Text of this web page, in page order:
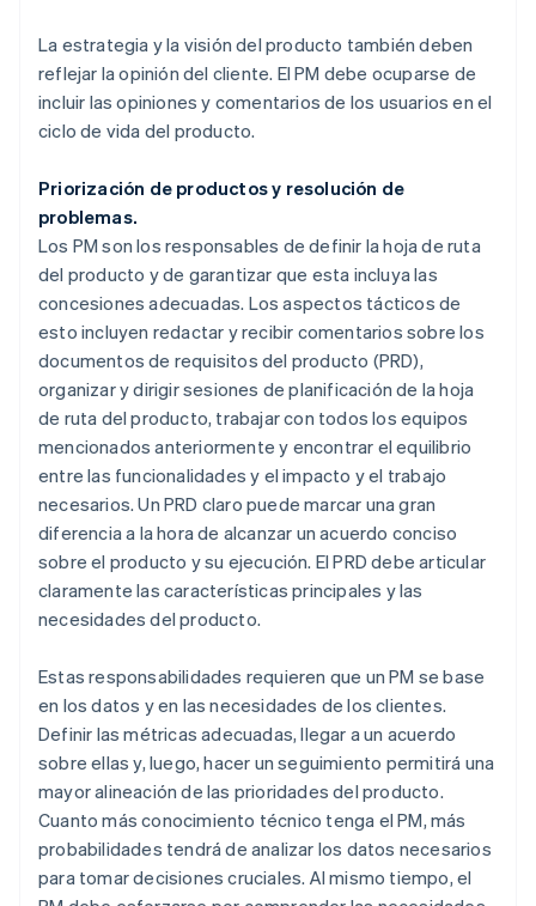
La estrategia y la visión del producto también deben
reflejar la opinión del cliente. El PM debe ocuparse de
incluir las opiniones y comentarios de los usuarios en el
ciclo de vida del producto.
Priorización de productos y resolución de
problemas.
Los PM son los responsables de definir la hoja de ruta
del producto y de garantizar que esta incluya las
concesiones adecuadas. Los aspectos tácticos de
esto incluyen redactar y recibir comentarios sobre los
documentos de requisitos del producto (PRD),
organizar y dirigir sesiones de planificación de la hoja
de ruta del producto, trabajar con todos los equipos
mencionados anteriormente y encontrar el equilibrio
entre las funcionalidades y el impacto y el trabajo
necesarios. Un PRD claro puede marcar una gran
diferencia a la hora de alcanzar un acuerdo conciso
sobre el producto y su ejecución. El PRD debe articular
claramente las características principales y las
necesidades del producto.
Estas responsabilidades requieren que un PM se base
en los datos y en las necesidades de los clientes.
Definir las métricas adecuadas, llegar a un acuerdo
sobre ellas y, luego, hacer un seguimiento permitirá una
mayor alineación de las prioridades del producto.
Cuanto más conocimiento técnico tenga el PM, más
probabilidades tendrá de analizar los datos necesarios
para tomar decisiones cruciales. Al mismo tiempo, el